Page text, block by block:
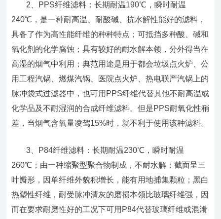
2、PPS纤维滤料：长期耐温190℃，瞬时耐温
240℃，是一种耐高温、耐酸碱、抗水解性能好的滤料，
具备了作为高性能纤维的种种特点；可抵挡多种酸、碱和
氧化剂的化学腐蚀；具有较好的耐水解本领，分外得当在
高湿的烟气中利用；典范用途是用于都会垃圾点火炉、公
用工程汽锅、燃煤汽锅、医院点火炉、热电联产汽锅上的
脉冲袋式过滤器中，也可用PPS纤维代替其他不耐高温或
化学品及不耐湿润的合成纤维滤料。但是PPS耐氧化性稍
差，当烟气含氧量凌驾15%时，就不利于使用该种滤料。
3、P84纤维滤料：长期耐温230℃，瞬时耐温
260℃；由一种缩聚型聚合物制成，不耐水解；截面呈三
叶瓣形，因单纤维外貌积增长，能有用地捕集颗粒；黑白
热塑性纤维，耐受脉冲清灰的磨损本领比玻璃纤维强，因
而在要求耐磨性好的工况下可用P84代替玻璃纤维或混淆